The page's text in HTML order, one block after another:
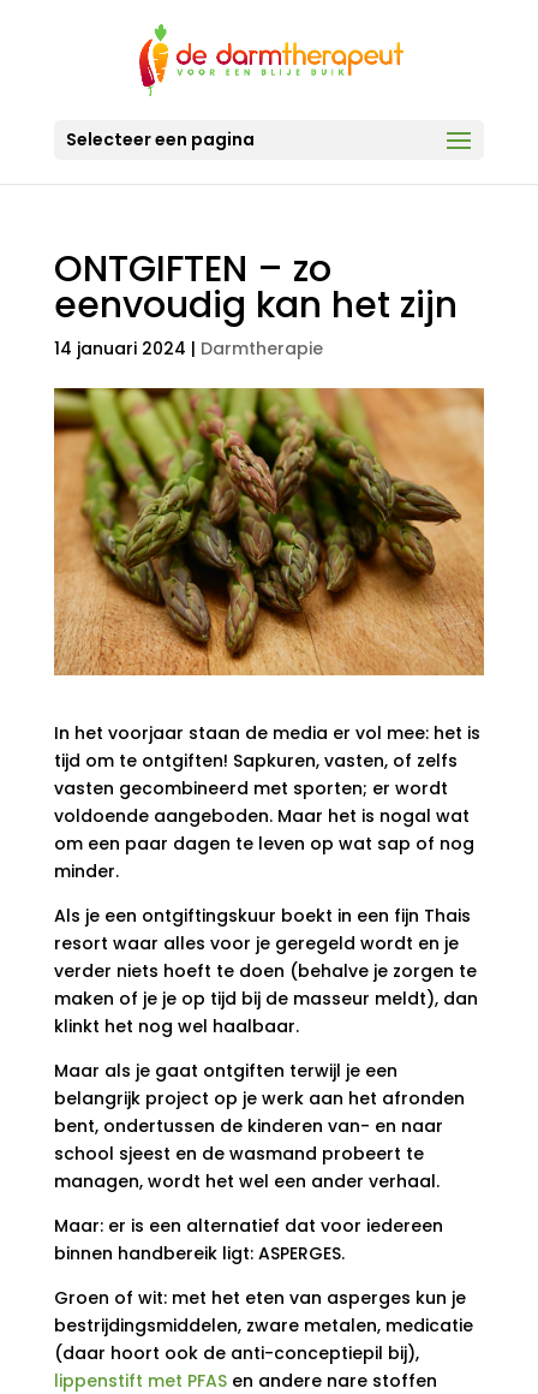
Selecteer een pagina
ONTGIFTEN – zo
eenvoudig kan het zijn
14 januari 2024 | Darmtherapie
In het voorjaar staan de media er vol mee: het is
tijd om te ontgiften! Sapkuren, vasten, of zelfs
vasten gecombineerd met sporten; er wordt
voldoende aangeboden. Maar het is nogal wat
om een paar dagen te leven op wat sap of nog
minder.
Als je een ontgiftingskuur boekt in een fijn Thais
resort waar alles voor je geregeld wordt en je
verder niets hoeft te doen (behalve je zorgen te
maken of je je op tijd bij de masseur meldt), dan
klinkt het nog wel haalbaar.
Maar als je gaat ontgiften terwijl je een
belangrijk project op je werk aan het afronden
bent, ondertussen de kinderen van- en naar
school sjeest en de wasmand probeert te
managen, wordt het wel een ander verhaal.
Maar: er is een alternatief dat voor iedereen
binnen handbereik ligt: ASPERGES.
Groen of wit: met het eten van asperges kun je
bestrijdingsmiddelen, zware metalen, medicatie
(daar hoort ook de anti-conceptiepil bij),
lippenstift met PFASen andere nare stoffen